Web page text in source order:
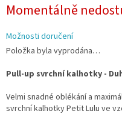
cena:
Momentálně
Možnosti doručení
Položka byla vyprodána…
Pull-up svrchní kalhotky -
Velmi snadné oblékání a
svrchní kalhotky Petit Lulu ve